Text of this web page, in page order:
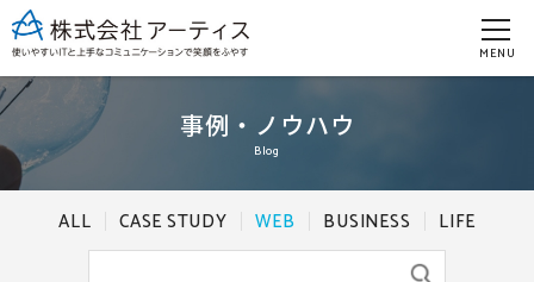
MENU
事例・ノウハウ
Blog
ALL CASE STUDY WEB BUSINESS LIFE